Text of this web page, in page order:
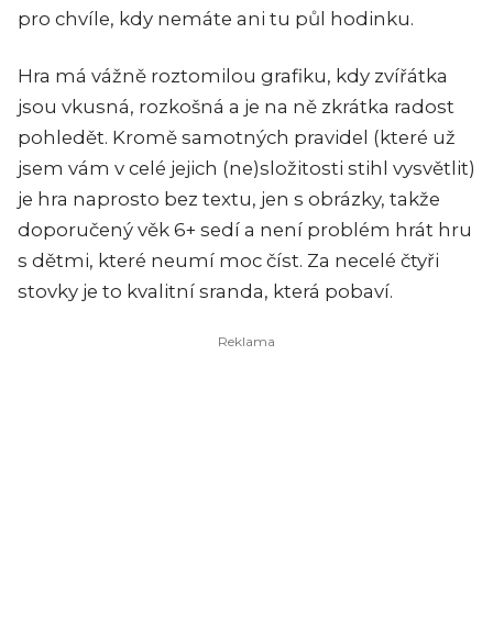
pro chvíle, kdy nemáte ani tu půl hodinku.
Hra má vážně roztomilou grafiku, kdy zvířátka
jsou vkusná, rozkošná a je na ně zkrátka radost
pohledět. Kromě samotných pravidel (které už
jsem vám v celé jejich (ne)složitosti stihl vysvětlit)
je hra naprosto bez textu, jen s obrázky, takže
doporučený věk 6+ sedí a není problém hrát hru
s dětmi, které neumí moc číst. Za necelé čtyři
stovky je to kvalitní sranda, která pobaví.